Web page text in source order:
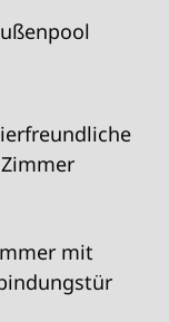
Zimmer
mit